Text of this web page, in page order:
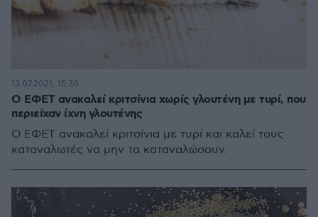
Ο ΕΦΕΤ ανακαλεί κριτσίνια χωρίς γλουτένη με τυρί, που
περιείχαν ίχνη γλουτένης
Ο ΕΦΕΤ ανακαλεί κριτσίνια με τυρί και καλεί τους
καταναλωτές να μην τα καταναλώσουν.
13.07.2021, 15:30